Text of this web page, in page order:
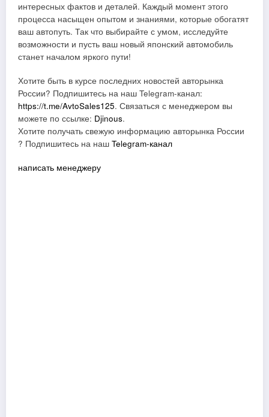
интересных фактов и деталей. Каждый момент этого
процесса насыщен опытом и знаниями, которые обогатят
ваш автопуть. Так что выбирайте с умом, исследуйте
возможности и пусть ваш новый японский автомобиль
станет началом яркого пути!
Хотите быть в курсе последних новостей авторынка
России? Подпишитесь на наш Telegram-канал:
https://t.me/AvtoSales125. Связаться с менеджером вы
можете по ссылке: Djinous.
Хотите получать свежую информацию авторынка России
? Подпишитесь на наш Telegram-канал
написать менеджеру